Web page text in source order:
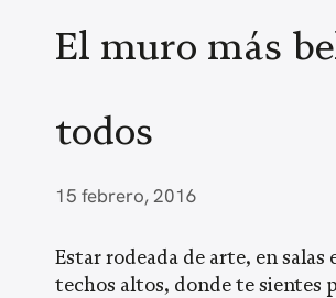
El muro más
todos
15 febrero, 2016
Estar rodeada de arte, en salas
techos altos, donde te sientes